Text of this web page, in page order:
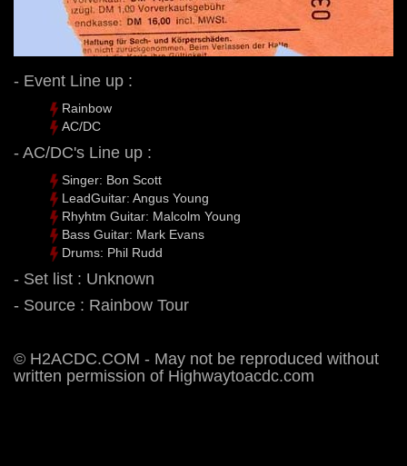
- Event Line up :
Rainbow
AC/DC
- AC/DC's Line up :
Singer: Bon Scott
LeadGuitar: Angus Young
Rhyhtm Guitar: Malcolm Young
Bass Guitar: Mark Evans
Drums: Phil Rudd
- Set list : Unknown
- Source : Rainbow Tour
© H2ACDC.COM - May not be reproduced without
written permission of Highwaytoacdc.com